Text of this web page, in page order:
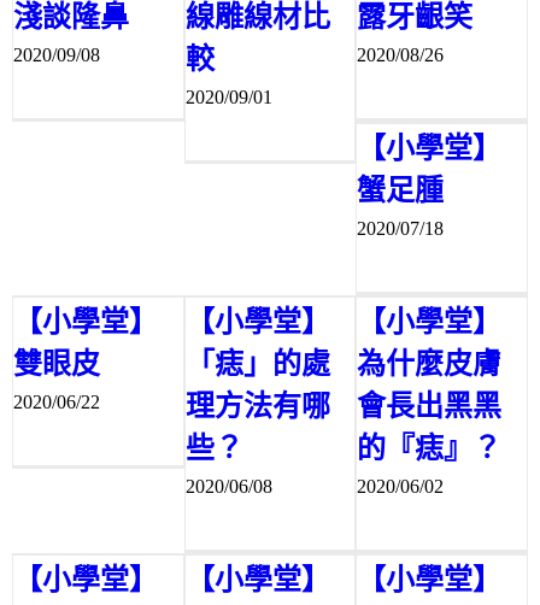
淺談隆鼻
2020/09/08
線雕線材比
較
2020/09/01
露牙齦笑
2020/08/26
【小學堂】
蟹足腫
2020/07/18
【小學堂】
雙眼皮
2020/06/22
【小學堂】
「痣」的處
理方法有哪
些？
2020/06/08
【小學堂】
為什麼皮膚
會長出黑黑
的『痣』？
2020/06/02
【小學堂】
【小學堂】
【小學堂】